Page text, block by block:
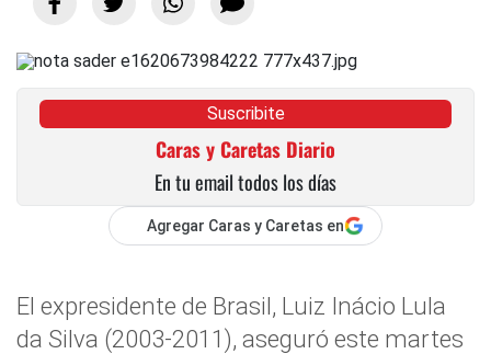
Suscribite
Caras y Caretas Diario
En tu email todos los días
Agregar Caras y Caretas en
El expresidente de Brasil, Luiz Inácio Lula
da Silva (2003-2011), aseguró este martes